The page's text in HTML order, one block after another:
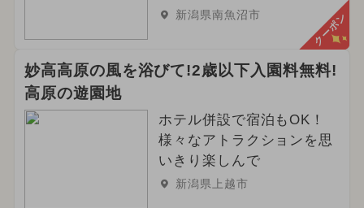
新潟県南魚沼市 クーポン
妙高高原の風を浴びて!2歳以下入園料無料!
高原の遊園地
ホテル併設で宿泊もOK！
様々なアトラクションを思
いきり楽しんで
新潟県上越市